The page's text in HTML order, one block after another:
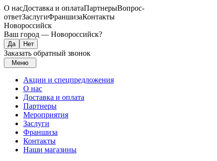
О насДоставка и оплатаПартнерыВопрос-
ответЗаслугиФраншизаКонтакты
Новороссийск
Ваш город — Новороссийск?
Заказать обратный звонок
Меню
Акции и спецпредложения
О нас
Доставка и оплата
Партнеры
Мероприятия
Заслуги
Франшиза
Контакты
Наши магазины